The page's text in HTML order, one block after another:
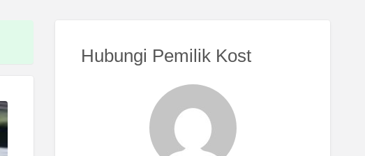
Hubungi Pemilik Kost